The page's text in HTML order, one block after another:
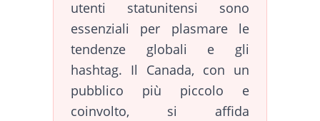
utenti statunitensi sono
essenziali per plasmare le
tendenze globali e gli
hashtag. Il Canada, con un
pubblico più piccolo e
coinvolto, si affida